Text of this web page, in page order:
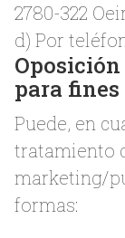
2780-322
d) Por
para
Puede, en
tratamiento
marketing/
formas: